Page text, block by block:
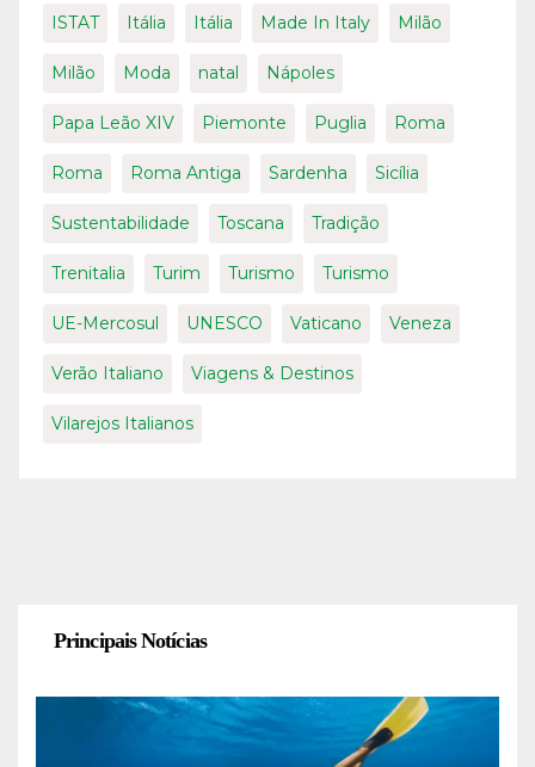
ISTAT Itália Itália Made In Italy Milão
Milão Moda natal Nápoles
Papa Leão XIV Piemonte Puglia Roma
Roma Roma Antiga Sardenha Sicília
Sustentabilidade Toscana Tradição
Trenitalia Turim Turismo Turismo
UE-Mercosul UNESCO Vaticano Veneza
Verão Italiano Viagens & Destinos
Vilarejos Italianos
Principais Notícias